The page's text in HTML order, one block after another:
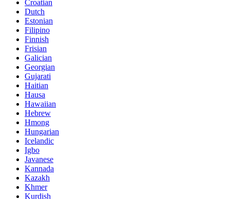
Croatian
Dutch
Estonian
Filipino
Finnish
Frisian
Galician
Georgian
Gujarati
Haitian
Hausa
Hawaiian
Hebrew
Hmong
Hungarian
Icelandic
Igbo
Javanese
Kannada
Kazakh
Khmer
Kurdish